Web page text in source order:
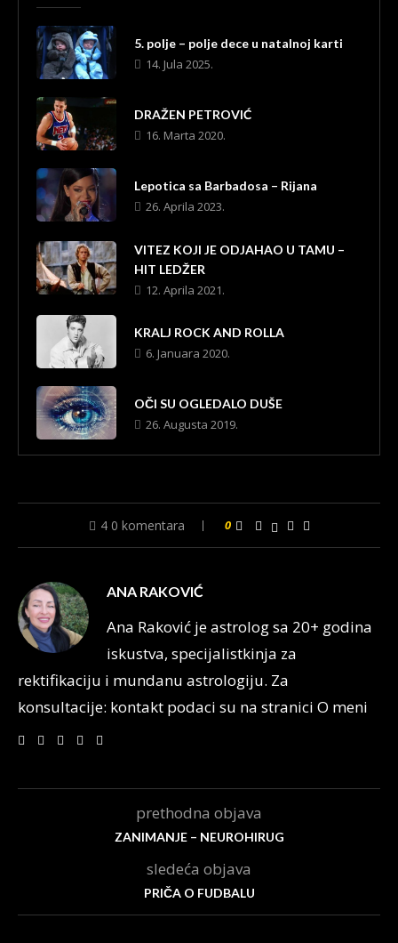
5. polje – polje dece u natalnoj karti
14. Jula 2025.
DRAŽEN PETROVIĆ
16. Marta 2020.
Lepotica sa Barbadosa – Rijana
26. Aprila 2023.
VITEZ KOJI JE ODJAHAO U TAMU –
HIT LEDŽER
12. Aprila 2021.
KRALJ ROCK AND ROLLA
6. Januara 2020.
OČI SU OGLEDALO DUŠE
26. Augusta 2019.
4 0 komentara 0
ANA RAKOVIĆ
Ana Raković je astrolog sa 20+ godina
iskustva, specijalistkinja za
rektifikaciju i mundanu astrologiju. Za
konsultacije: kontakt podaci su na stranici O meni
prethodna objava
ZANIMANJE – NEUROHIRUG
sledeća objava
PRIČA O FUDBALU